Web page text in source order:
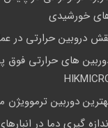
خورشیدی
دروبین حرارتی در
دوربین ترموویژن
گیری دما در